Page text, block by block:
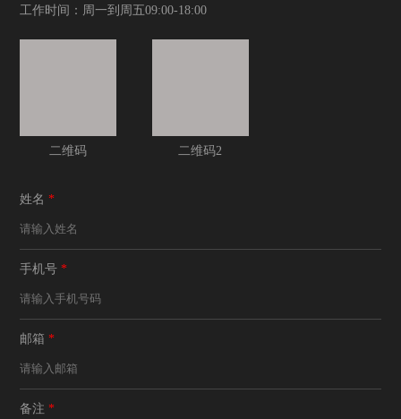
工作时间：周一到周五09:00-18:00
二维码 二维码2
姓名 *
手机号 *
邮箱 *
备注 *